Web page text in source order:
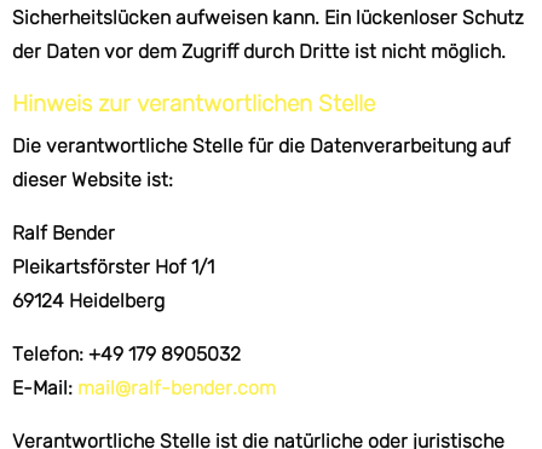
Sicherheitslücken aufweisen kann. Ein lückenloser Schutz
der Daten vor dem Zugriff durch Dritte ist nicht möglich.
Hinweis zur verantwortlichen Stelle
Die verantwortliche Stelle für die Datenverarbeitung auf
dieser Website ist:
Ralf Bender
Pleikartsförster Hof 1/1
69124 Heidelberg
Telefon: +49 179 8905032
E-Mail: mail@ralf-bender.com
Verantwortliche Stelle ist die natürliche oder juristische